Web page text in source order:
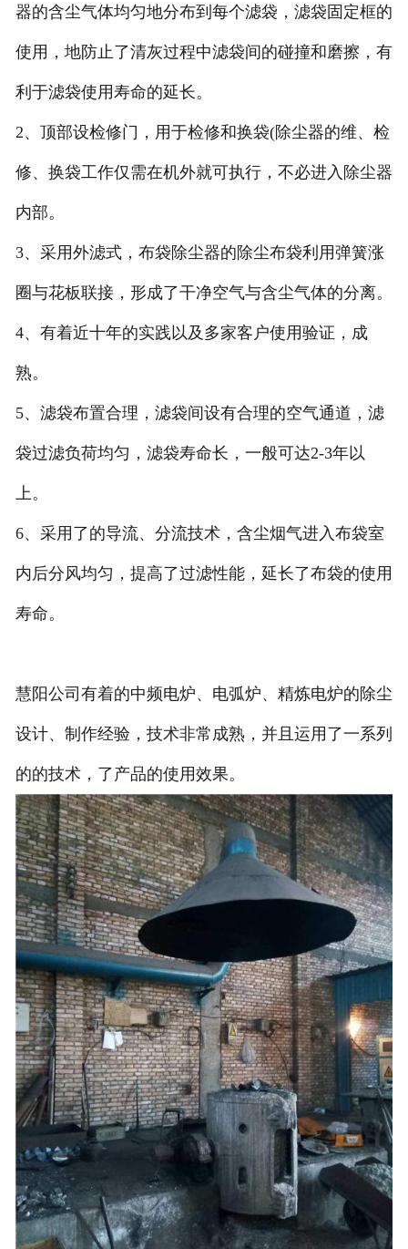
器的含尘气体均匀地分布到每个滤袋，滤袋固定框的
使用，地防止了清灰过程中滤袋间的碰撞和磨擦，有
利于滤袋使用寿命的延长。
2、顶部设检修门，用于检修和换袋(除尘器的维、检
修、换袋工作仅需在机外就可执行，不必进入除尘器
内部。
3、采用外滤式，布袋除尘器的除尘布袋利用弹簧涨
圈与花板联接，形成了干净空气与含尘气体的分离。
4、有着近十年的实践以及多家客户使用验证，成
熟。
5、滤袋布置合理，滤袋间设有合理的空气通道，滤
袋过滤负荷均匀，滤袋寿命长，一般可达2-3年以
上。
6、采用了的导流、分流技术，含尘烟气进入布袋室
内后分风均匀，提高了过滤性能，延长了布袋的使用
寿命。
慧阳公司有着的中频电炉、电弧炉、精炼电炉的除尘
设计、制作经验，技术非常成熟，并且运用了一系列
的的技术，了产品的使用效果。